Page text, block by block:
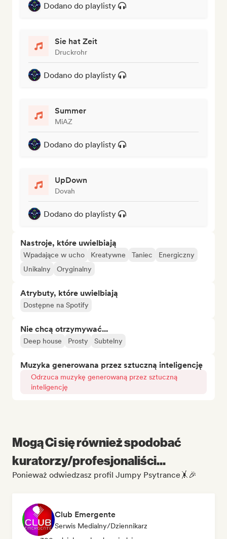
Dodano do playlisty
Sie hat Zeit
Druckrohr
Dodano do playlisty
Summer
MiAZ
Dodano do playlisty
UpDown
Dovah
Dodano do playlisty
Nastroje, które uwielbiają
Wpadające w ucho Kreatywne Taniec
Energiczny
Unikalny
Oryginalny
Atrybuty, które uwielbiają
Dostępne na Spotify
Nie chcą otrzymywać...
Deep house Prosty Subtelny
Muzyka generowana przez sztuczną inteligencję
Odrzuca muzykę generowaną przez sztuczną
inteligencję
Mogą Ci się również spodobać
kuratorzy/profesjonaliści...
Ponieważ odwiedzasz profil Jumpy Psytrance🤸🎉
Club Emergente
Serwis Medialny/Dziennikarz